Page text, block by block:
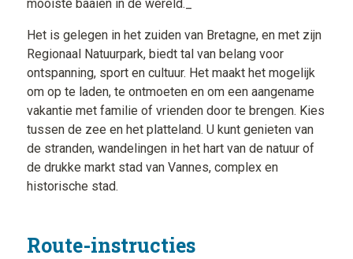
mooiste baaien in de wereld._
Het is gelegen in het zuiden van Bretagne, en met zijn
Regionaal Natuurpark, biedt tal van belang voor
ontspanning, sport en cultuur. Het maakt het mogelijk
om op te laden, te ontmoeten en om een aangename
vakantie met familie of vrienden door te brengen. Kies
tussen de zee en het platteland. U kunt genieten van
de stranden, wandelingen in het hart van de natuur of
de drukke markt stad van Vannes, complex en
historische stad.
Route-instructies